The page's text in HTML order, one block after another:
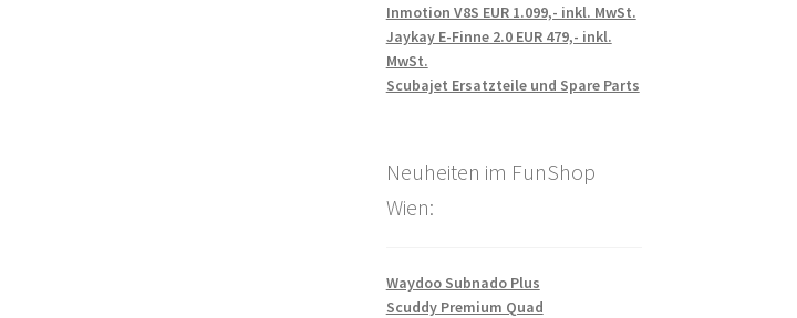
Inmotion V8S EUR 1.099,- inkl. MwSt.
Jaykay E-Finne 2.0 EUR 479,- inkl.
MwSt.
Scubajet Ersatzteile und Spare Parts
Neuheiten im FunShop
Wien:
Waydoo Subnado Plus
Scuddy Premium Quad